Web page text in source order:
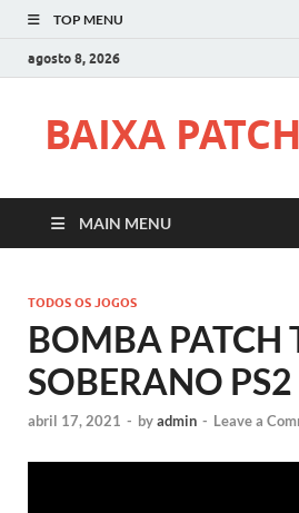
TOP MENU
agosto 8, 2026
BAIXA PATCH
MAIN MENU
TODOS OS JOGOS
BOMBA PATCH
SOBERANO PS2
abril 17, 2021 - byadmin - Leave a